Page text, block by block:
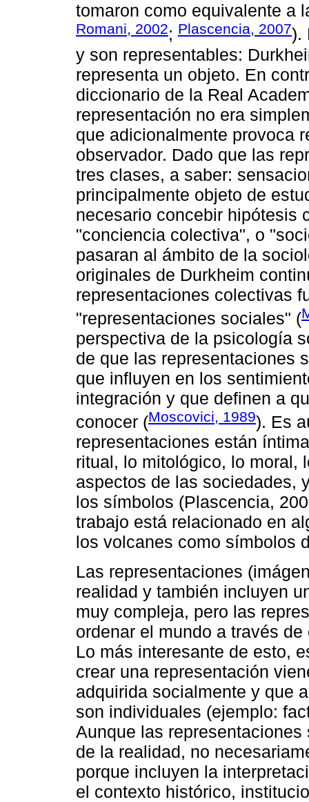
tomaron como equivalente a
Romani, 2002; Plascencia, 2007).
y son representables:
representa un objeto. En
diccionario de la Real
representación no era
que adicionalmente provoca
observador. Dado que las
tres clases, a saber:
principalmente objeto de
necesario concebir hipótesis
"conciencia colectiva", o
pasaran al ámbito de la
originales de Durkheim
representaciones colectivas
"representaciones sociales" (
perspectiva de la psicología
de que las representaciones
que influyen en los
integración y que definen a
conocer (Moscovici, 1989). Es
representaciones están
ritual, lo mitológico, lo moral,
aspectos de las sociedades,
los símbolos (Plascencia,
trabajo está relacionado en
los volcanes como símbolos
Las representaciones
realidad y también incluyen
muy compleja, pero las
ordenar el mundo a través
Lo más interesante de esto,
crear una representación
adquirida socialmente y que
son individuales (ejemplo:
Aunque las
de la realidad, no
porque incluyen la
el contexto histórico,